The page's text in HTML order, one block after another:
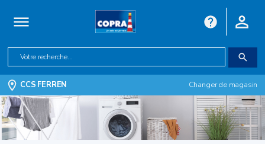
CCS FERREN Changer de magasin